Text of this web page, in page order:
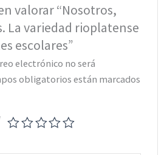
valorar “Nosotros,
La variedad rioplatense
escolares”
electrónico no será
obligatorios están marcados